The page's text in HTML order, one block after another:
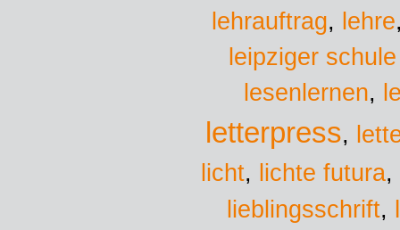
lehrauftrag, lehre
leipziger
lesenlernen,
letterpress,
licht, lichte futura,
lieblingsschrift,